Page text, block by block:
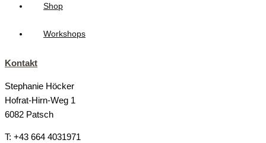
Shop
Workshops
Kontakt
Stephanie Höcker
Hofrat-Hirn-Weg 1
6082 Patsch
T: +43 664 4031971